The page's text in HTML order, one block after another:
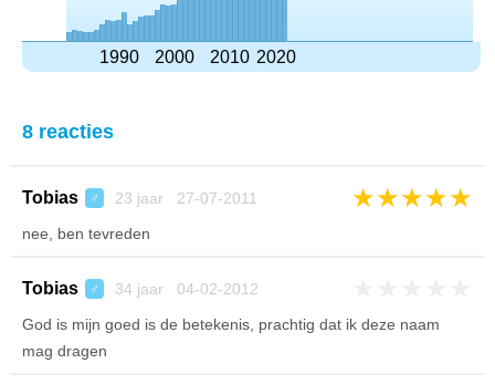
1990 2000 2010 2020
8 reacties
Tobias ♂ 23 jaar 27-07-2011 ★★★★★
nee, ben tevreden
Tobias ♂ 34 jaar 04-02-2012
God is mijn goed is de betekenis, prachtig dat ik deze naam
mag dragen